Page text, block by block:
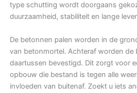
type schutting wordt doorgaans
duurzaamheid, stabiliteit en lange
De betonnen palen worden in de
van betonmortel. Achteraf worden de
daartussen bevestigd. Dit zorgt voor
opbouw die bestand is tegen alle
invloeden van buitenaf. Zoekt u iets